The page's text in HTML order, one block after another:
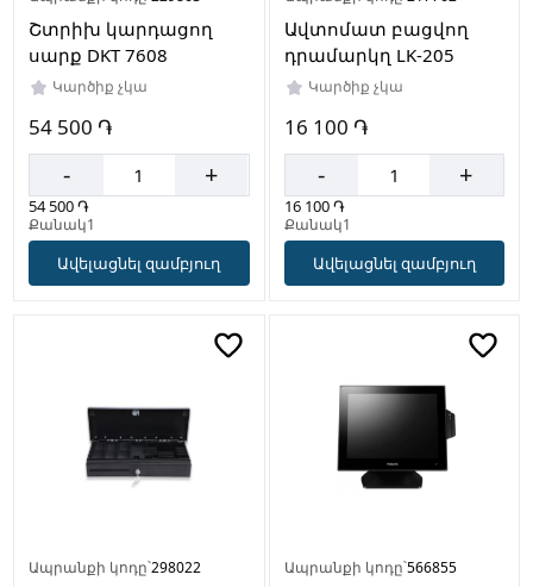
Շտրիխ կարդացող
սարք DKT 7608
Կարծիք չկա
54 500 ֏
- +
54 500 ֏
Քանակ1
Ավելացնել զամբյուղ
Ավտոմատ բացվող
դրամարկղ LK-205
Կարծիք չկա
16 100 ֏
- +
16 100 ֏
Քանակ1
Ավելացնել զամբյուղ
Ապրանքի կոդը՝298022 Ապրանքի կոդը՝566855